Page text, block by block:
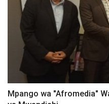
Mpango wa "Afromedia"